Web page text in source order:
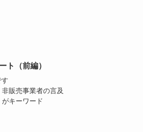
ト（前編）
販売事業者の言及
キーワード